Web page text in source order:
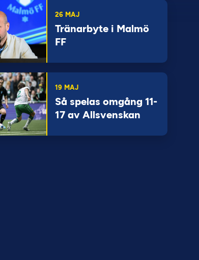
26 MAJ
Tränarbyte i Malmö
FF
19 MAJ
Så spelas omgång 11-
17 av Allsvenskan